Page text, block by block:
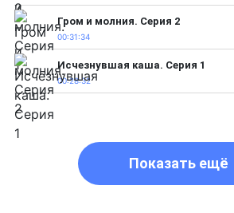
Гром и молния. Серия 2
00:31:34
Исчезнувшая каша. Серия 1
00:28:32
Показать ещё